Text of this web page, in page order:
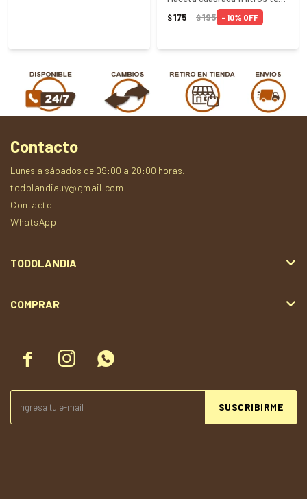
$175 $195 10
  
SUSCRIBIRME
Contacto
Lunes a sábados de 09:00 a 20:00 horas.
todolandiauy@gmail.com
Contacto
WhatsApp
TODOLANDIA
COMPRAR